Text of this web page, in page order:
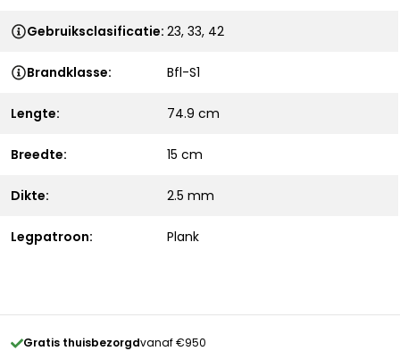
Gebruiksclasificatie: 23, 33, 42
Brandklasse: Bfl-S1
Lengte: 74.9 cm
Breedte: 15 cm
Dikte: 2.5 mm
Legpatroon: Plank
Gratis thuisbezorgdvanaf €950